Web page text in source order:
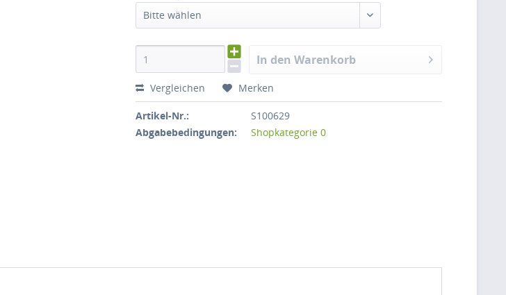
Bitte wählen
In den Warenkorb
Vergleichen Merken
Artikel-Nr.:
S100629
Abgabebedingungen:
Shopkategorie 0